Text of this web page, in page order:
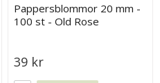
Pappersblommor 20 mm -
100 st - Old Rose
39 kr